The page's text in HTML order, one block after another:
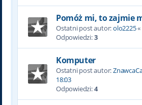
Pomóż mi, to zajmie
Ostatni post autor:olo2225«
Odpowiedzi:3
Komputer
Ostatni post autor:
18:03
Odpowiedzi:4